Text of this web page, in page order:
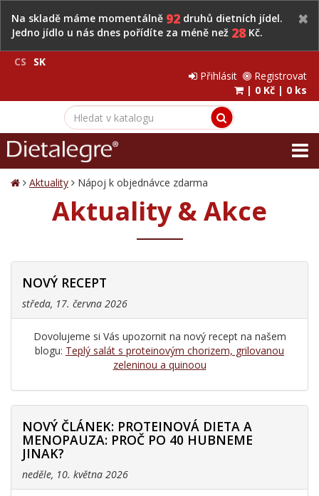
Na skladě máme momentálně 92 druhů dietních jídel.
Jedno jídlo u nás dnes pořídíte za méně než 28Kč.
CS
SK
Přihlásit
Registrovat
| 0 Kč | 0 ks
Aktuality Nápoj k objednávce zdarma
Aktuality & Akce
NOVÝ RECEPT
středa, 17. června 2026
Dovolujeme si Vás upozornit na nový recept na našem
blogu: Teplý salát s proteinovým chorizem, grilovanou
zeleninou a quinoou
NOVÝ ČLÁNEK: PROTEINOVÁ DIETA A
MENOPAUZA: PROČ PO 40 HUBNEME
JINAK?
neděle, 10. května 2026